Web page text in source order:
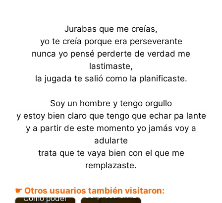
Jurabas que me creías,
yo te creía porque era perseverante
nunca yo pensé perderte de verdad me
lastimaste,
la jugada te salió como la planificaste.
Soy un hombre y tengo orgullo
y estoy bien claro que tengo que echar pa lante
y a partir de este momento yo jamás voy a
adularte
trata que te vaya bien con el que me
remplazaste.
☛ Otros usuarios también visitaron:
Cómo poder
Sorpresa en la